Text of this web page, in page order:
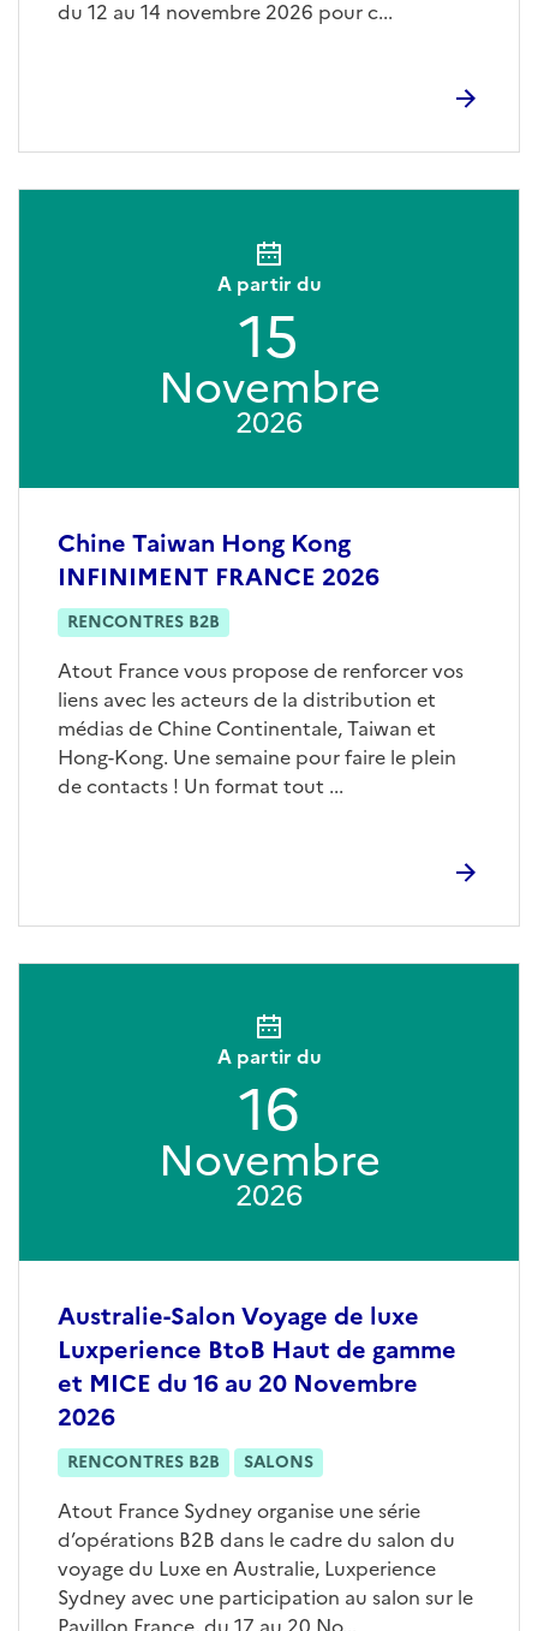
du 12 au 14 novembre 2026 pour c...
Chine Taiwan Hong Kong
INFINIMENT FRANCE 2026
RENCONTRES B2B
Atout France vous propose de renforcer vos
liens avec les acteurs de la distribution et
médias de Chine Continentale, Taiwan et
Hong-Kong. Une semaine pour faire le plein
de contacts ! Un format tout ...
A partir du
15
Novembre
2026
Australie-Salon Voyage de luxe
Luxperience BtoB Haut de gamme
et MICE du 16 au 20 Novembre
2026
RENCONTRES B2B SALONS
Atout France Sydney organise une série
d’opérations B2B dans le cadre du salon du
voyage du Luxe en Australie, Luxperience
Sydney avec une participation au salon sur le
A partir du
16
Novembre
2026